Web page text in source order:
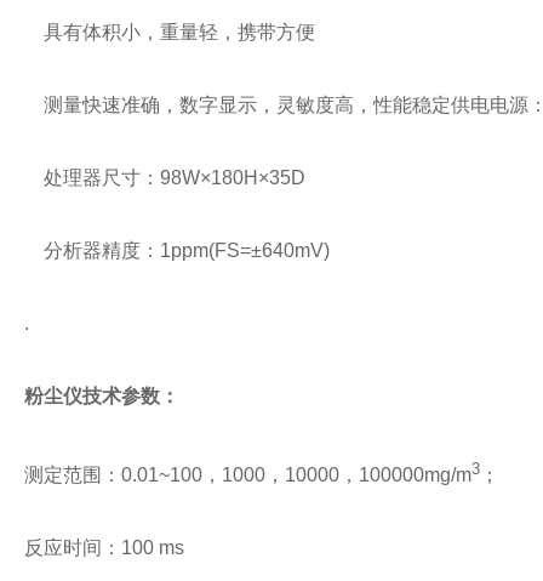
具有体积小，重量轻，携带方便
测量快速准确，数字显示，灵敏度高，性能稳定供电电源
处理器尺寸：98W×180H×35D
分析器精度：1ppm(FS=±640mV)
.
粉尘仪技术参数 ：
测定范围：0.01~100，1000，10000，100000mg/m3 ；
反应时间：100 ms